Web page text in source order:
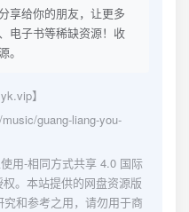
享给你的朋友，让更多
电子书等稀缺资源！收
。
】
guang-liang-you-
用-相同方式共享 4.0 国际
。本站提供的网盘资源版
和参考之用，请勿用于商